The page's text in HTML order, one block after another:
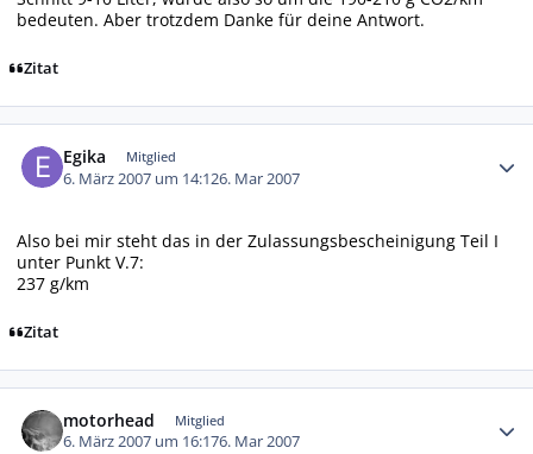
bedeuten. Aber trotzdem Danke für deine Antwort.
Zitat
Egika Mitglied
6. März 2007 um 14:126. Mar 2007
Also bei mir steht das in der Zulassungsbescheinigung Teil I
unter Punkt V.7:
237 g/km
Zitat
motorhead Mitglied
6. März 2007 um 16:176. Mar 2007